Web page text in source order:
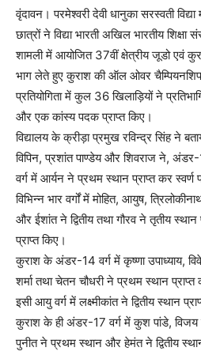
वृंदावन। परमेश्वरी देवी धानुका सरस्वती
छात्रों ने विद्या भारती अखिल भारतीय शिक्षा
शामली में आयोजित 37वीं क्षेत्रीय जूडो एवं
भाग लेते हुए कुराश की ऑल ओवर चैम्पियनशिप
प्रतियोगिता में कुल 36 खिलाड़ियों ने
और एक कांस्य पदक प्राप्त किए।
विद्यालय के क्रीड़ा प्रमुख रविन्द्र सिंह ने
विपिन, प्रशांत पाण्डेय और शिवराज ने,
वर्ग में आर्यन ने प्रथम स्थान प्राप्त कर स्वर्ण
विभिन्न भार वर्गों में मोहित, आयुष,
और ईशांत ने द्वितीय तथा गौरव ने तृतीय
प्राप्त किए।
कुराश के अंडर-14 वर्ग में कृष्णा उपाध्याय,
शर्मा तथा चेतन चौधरी ने प्रथम स्थान
इसी आयु वर्ग में लक्ष्मीकांत ने द्वितीय स्थान
कुराश के ही अंडर-17 वर्ग में कुश पांडे,
पुनीत ने प्रथम स्थान और हेमंत ने द्वितीय